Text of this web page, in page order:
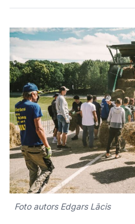
Sports
Kultūra
Bizness
Video
Vieta
Foto autors Edgars Lācis